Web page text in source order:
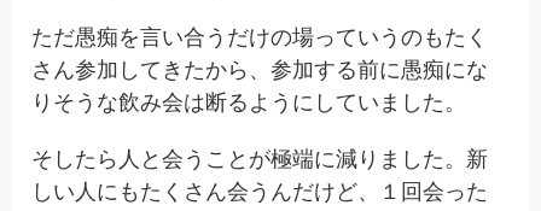
ただ愚痴を言い合うだけの場っていうのもたく
さん参加してきたから、参加する前に愚痴にな
りそうな飲み会は断るようにしていました。
そしたら人と会うことが極端に減りました。新
しい人にもたくさん会うんだけど、１回会った